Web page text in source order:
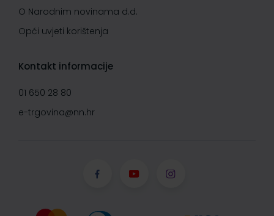
O Narodnim novinama d.d.
Opći uvjeti korištenja
Kontakt informacije
01 650 28 80
e-trgovina@nn.hr